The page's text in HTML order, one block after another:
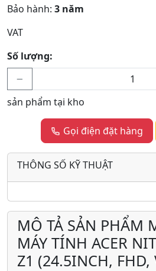
Bảo hành: 3 năm
VAT
Số lượng:
sản phẩm tại kho
Gọi điện đặt hàng
THÔNG SỐ KỸ THUẬT
MÔ TẢ SẢN PHẨM
MÁY TÍNH ACER
Z1 (24.5INCH, FHD,